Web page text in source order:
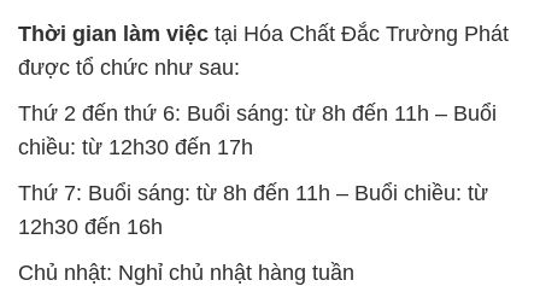
Thời gian làm việc tại Hóa Chất Đắc Trường Phát
được tổ chức như sau:
Thứ 2 đến thứ 6: Buổi sáng: từ 8h đến 11h – Buổi
chiều: từ 12h30 đến 17h
Thứ 7: Buổi sáng: từ 8h đến 11h – Buổi chiều: từ
12h30 đến 16h
Chủ nhật: Nghỉ chủ nhật hàng tuần